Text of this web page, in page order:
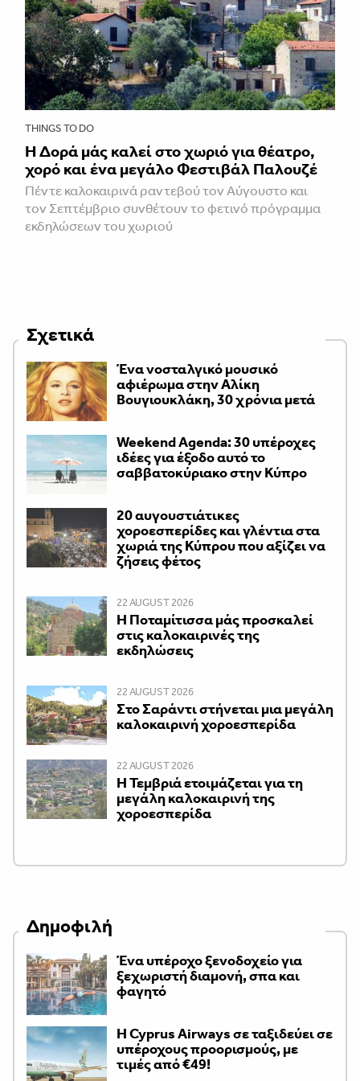
THINGS TO DO
Η Δορά μάς καλεί στο χωριό για θέατρο,
χορό και ένα μεγάλο Φεστιβάλ Παλουζέ
Πέντε καλοκαιρινά ραντεβού τον Αύγουστο και
τον Σεπτέμβριο συνθέτουν το φετινό πρόγραμμα
εκδηλώσεων του χωριού
Σχετικά
Ένα νοσταλγικό μουσικό
αφιέρωμα στην Αλίκη
Βουγιουκλάκη, 30 χρόνια μετά
Weekend Agenda: 30 υπέροχες
ιδέες για έξοδο αυτό το
σαββατοκύριακο στην Κύπρο
20 αυγουστιάτικες
χοροεσπερίδες και γλέντια στα
χωριά της Κύπρου που αξίζει να
ζήσεις φέτος
22 AUGUST 2026
Η Ποταμίτισσα μάς προσκαλεί
στις καλοκαιρινές της
εκδηλώσεις
22 AUGUST 2026
Στο Σαράντι στήνεται μια μεγάλη
καλοκαιρινή χοροεσπερίδα
22 AUGUST 2026
Η Τεμβριά ετοιμάζεται για τη
μεγάλη καλοκαιρινή της
χοροεσπερίδα
Δημοφιλή
Ένα υπέροχο ξενοδοχείο για
ξεχωριστή διαμονή, σπα και
φαγητό
H Cyprus Airways σε ταξιδεύει σε
υπέροχους προορισμούς, με
τιμές από €49!